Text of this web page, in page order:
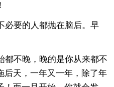
必要的人都抛在脑后。早
都不晚，晚的是你从来都不
后天，一年又一年，除了年